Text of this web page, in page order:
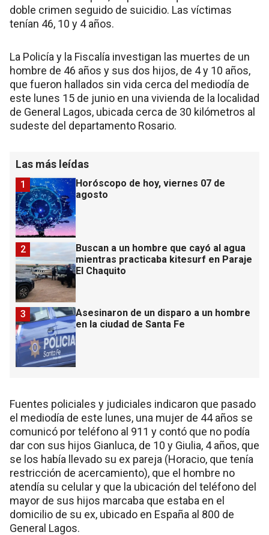
doble crimen seguido de suicidio. Las víctimas
tenían 46, 10 y 4 años.
La Policía y la Fiscalía investigan las muertes de un
hombre de 46 años y sus dos hijos, de 4 y 10 años,
que fueron hallados sin vida cerca del mediodía de
este lunes 15 de junio en una vivienda de la localidad
de General Lagos, ubicada cerca de 30 kilómetros al
sudeste del departamento Rosario.
Las más leídas
Horóscopo de hoy, viernes 07 de
agosto
1
Buscan a un hombre que cayó al agua
mientras practicaba kitesurf en Paraje
El Chaquito
2
Asesinaron de un disparo a un hombre
en la ciudad de Santa Fe
3
Fuentes policiales y judiciales indicaron que pasado
el mediodía de este lunes, una mujer de 44 años se
comunicó por teléfono al 911 y contó que no podía
dar con sus hijos Gianluca, de 10 y Giulia, 4 años, que
se los había llevado su ex pareja (Horacio, que tenía
restricción de acercamiento), que el hombre no
atendía su celular y que la ubicación del teléfono del
mayor de sus hijos marcaba que estaba en el
domicilio de su ex, ubicado en España al 800 de
General Lagos.